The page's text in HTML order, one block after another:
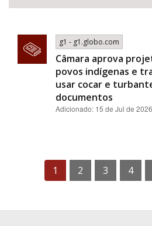
g1 - g1.globo.com
Câmara aprova
povos indígenas e
usar cocar e
documentos
Adicionado: 15 de Jul de
1 2 3 4